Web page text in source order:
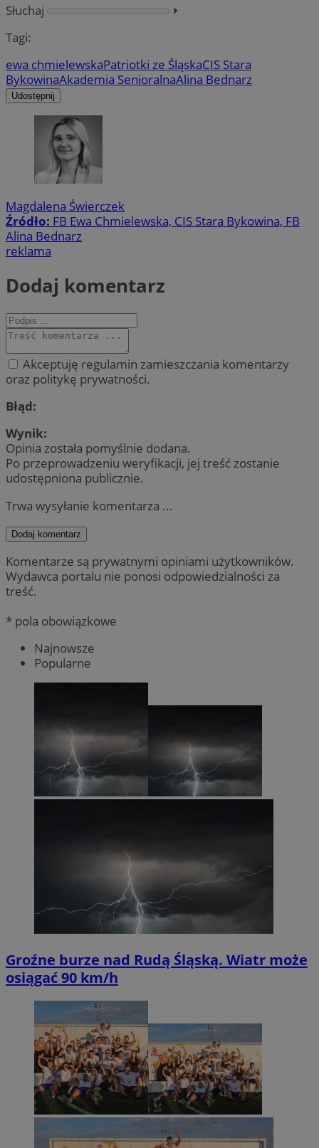
Słuchaj
⏵︎
Tagi:
ewa chmielewskaPatriotki ze ŚląskaCIS Stara
BykowinaAkademia SenioralnaAlina Bednarz
Udostępnij
Magdalena Świerczek
Źródło: FB Ewa Chmielewska, CIS Stara Bykowina, FB
Alina Bednarz
reklama
Dodaj komentarz
Akceptuję regulamin zamieszczania komentarzy
oraz politykę prywatności.
Błąd:
Wynik:
Opinia została pomyślnie dodana.
Po przeprowadzeniu weryfikacji, jej treść zostanie
udostępniona publicznie.
Trwa wysyłanie komentarza ...
Dodaj komentarz
Komentarze są prywatnymi opiniami użytkowników.
Wydawca portalu nie ponosi odpowiedzialności za
treść.
* pola obowiązkowe
Najnowsze
Popularne
Groźne burze nad Rudą Śląską. Wiatr może
osiągać 90 km/h